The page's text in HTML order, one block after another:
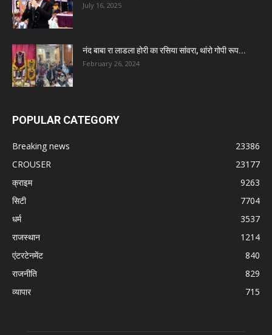
July 16, 2025
नंद बाबा रा लाडला होरी का रसिया सांवरा, थांरो गोपी रूप...
February 26, 2024
POPULAR CATEGORY
Breaking news
23386
CROUSER
23177
क्राइम
9263
सिटी
7704
धर्म
3537
राजस्थान
1214
एंटरटेनमेंट
840
राजनीति
829
व्यापार
715